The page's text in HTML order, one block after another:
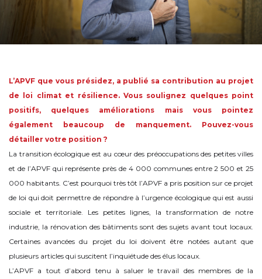
L’APVF que vous présidez, a publié sa contribution au projet
de loi climat et résilience. Vous soulignez quelques point
positifs, quelques améliorations mais vous pointez
également beaucoup de manquement. Pouvez-vous
détailler votre position ?
La transition écologique est au cœur des préoccupations des petites villes
et de l’APVF qui représente près de 4 000 communes entre 2 500 et 25
000 habitants. C’est pourquoi très tôt l’APVF a pris position sur ce projet
de loi qui doit permettre de répondre à l’urgence écologique qui est aussi
sociale et territoriale. Les petites lignes, la transformation de notre
industrie, la rénovation des bâtiments sont des sujets avant tout locaux.
Certaines avancées du projet du loi doivent être notées autant que
plusieurs articles qui suscitent l’inquiétude des élus locaux.
L’APVF a tout d’abord tenu à saluer le travail des membres de la